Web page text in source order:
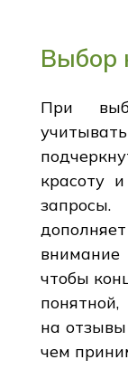
Выбор
При
красоту
запросы.
чтобы
на
чем